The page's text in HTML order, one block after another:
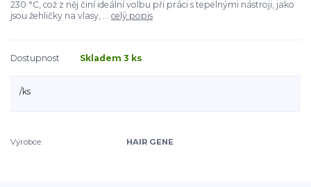
230 °C, což z něj činí ideální volbu při práci s tepelnými nástroji, jako
jsou žehličky na vlasy, ... celý popis
Dostupnost Skladem 3 ks
/ks
Výrobce: HAIR GENE